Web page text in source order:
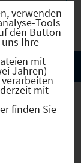
verwenden
Tools
den Button
Ihre
mit
Jahren)
mit
finden Sie